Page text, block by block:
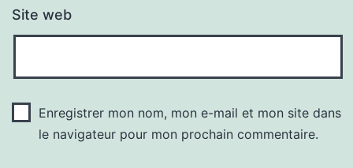
Site web
Enregistrer mon nom, mon e-mail et mon site dans
le navigateur pour mon prochain commentaire.